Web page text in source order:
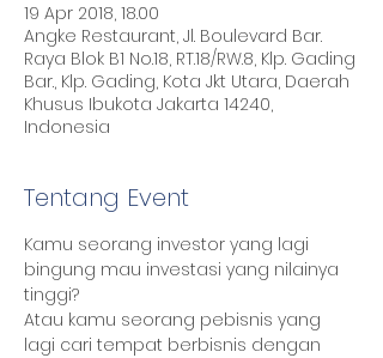
19 Apr 2018, 18.00
Angke Restaurant, Jl. Boulevard Bar.
Raya Blok B1 No.18, RT.18/RW.8, Klp. Gading
Bar., Klp. Gading, Kota Jkt Utara, Daerah
Khusus Ibukota Jakarta 14240,
Indonesia
Tentang Event
Kamu seorang investor yang lagi
bingung mau investasi yang nilainya
Atau kamu seorang pebisnis yang
lagi cari tempat berbisnis dengan